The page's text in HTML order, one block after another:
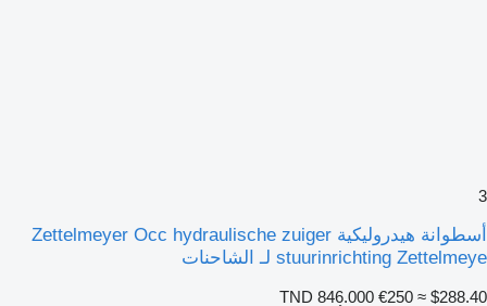
3
أسطوانة هيدروليكية Zettelmeyer Occ hydraulische zuiger
stuurinrichting Zettelmeye لـ الشاحنات
TND 846.000 €250 ≈ $288.40